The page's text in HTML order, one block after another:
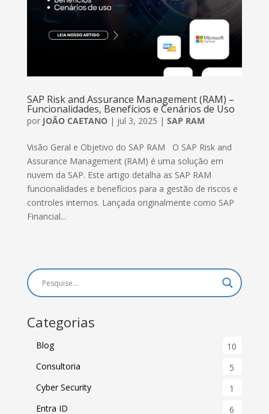
SAP Risk and Assurance Management (RAM) –
Funcionalidades, Benefícios e Cenários de Uso
por JOÃO CAETANO| jul 3, 2025 | SAP RAM
Visão Geral e Objetivo do SAP RAM O SAP Risk and
Assurance Management (RAM) é uma solução em
nuvem da SAP. Este artigo detalha as SAP RAM
funcionalidades e benefícios para a gestão de riscos e
controles internos. Lançada originalmente como SAP
Financial...
Categorias
Blog
10
Consultoria
5
Cyber Security
1
Entra ID
6